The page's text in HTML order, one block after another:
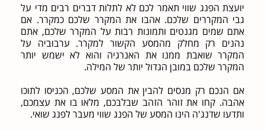
יועצת הפנג שווי תאמר לכם לא לתלות דברים רבים מדי על
גבי המקררים שלכם. אהבו את המקרר שלכם כמקרר. אם
אתם שמים מגנטים ותמונות רבות על המקרר שלכם, אתם
נהנים רק מחלק מהמסע הקשור למקרר. ערבוביה על
המקרר שואבת ממנו את האנרגיה והוא לא ישמש יותר
המקרר שלכם במובן הגדול יותר של המילה.
אם הנכם רק מנסים להבין את המסע שלכם, הכניסו לתוכו
אהבה. קחו את זוהר הזהב שבלבכם, מלאו בו את עצמכם,
ותדעו שדנג'ה הינו המסע של הפנג שווי מעבר לפנג שואי.